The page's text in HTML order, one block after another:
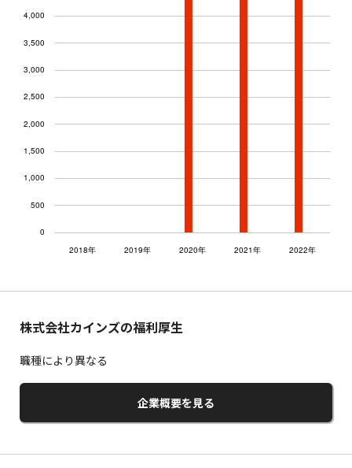
株式会社カインズの福利厚生
職種により異なる
企業概要を見る